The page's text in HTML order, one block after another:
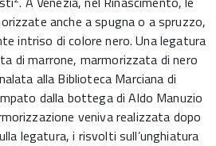
anche a spugna o a spruzzo,
intriso di colore nero. Una legatura
di marrone, marmorizzata di nero
alla Biblioteca Marciana di
dalla bottega di Aldo Manuzio
veniva realizzata dopo
legatura, i risvolti sull’unghiatura